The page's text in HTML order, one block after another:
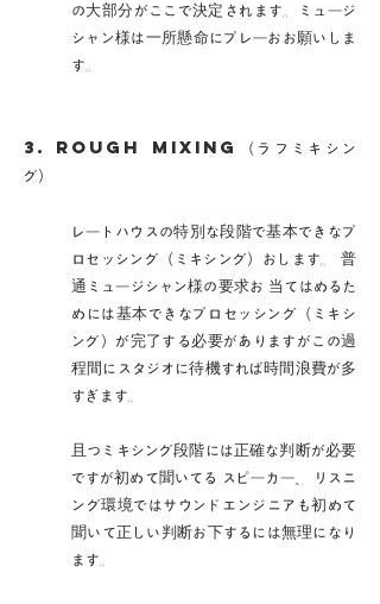
の大部分がここで決定されます。ミュージ
シャン様は一所懸命にプレーおお願いしま
す。
3. ROUGH MIXING
（ラフミキシン
グ）
レートハウスの特別な段階で基本できなプ
ロセッシング（ミキシング）おします。 普
通ミュージシャン様の要求お 当てはめるた
めには基本できなプロセッシング（ミキシ
ング）が完了する必要がありますがこの過
程間にスタジオに待機すれば時間浪費が多
すぎます。
且つミキシング段階には正確な判断が必要
ですが初めて聞いてる スピーカー、 リスニ
ング環境ではサウンドエンジニアも初めて
聞いて正しい判断お下するには無理になり
ます。